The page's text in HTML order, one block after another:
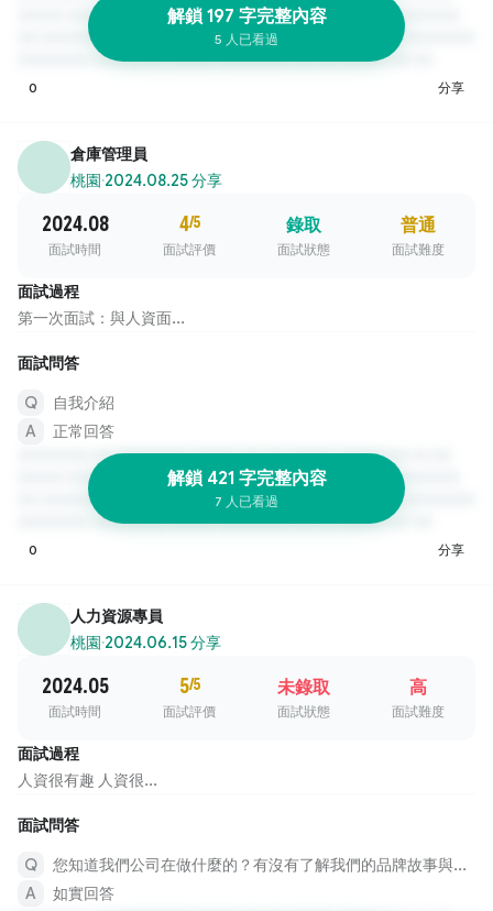
解鎖 197 字完整內容
5 人已看過
0 分享
倉庫管理員
桃園·2024.08.25 分享
2024.08
面試時間
4/5
面試評價
錄取
面試狀態
普通
面試難度
面試過程
第一次面試：與人資面...
面試問答
自我介紹
正常回答
解鎖 421 字完整內容
7 人已看過
0 分享
人力資源專員
桃園·2024.06.15 分享
2024.05
面試時間
5/5
面試評價
未錄取
面試狀態
高
面試難度
面試過程
人資很有趣 人資很...
面試問答
您知道我們公司在做什麼的？有沒有了解我們的品牌故事與文化？能知道這個職位要做哪些方面？您又能幫公司做什麼？
如實回答